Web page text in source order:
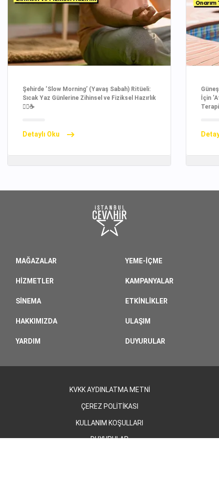
Şehirde ‘Slow Morning’ (Yavaş Sabah) Ritüeli:
Sıcak Yaz Günlerine Zihinsel ve Fiziksel Hazırlık
🧘‍♀️☕
Detaylı Oku
İçin
MAĞAZALAR YEME-İÇME
HIZMETLER KAMPANYALAR
SINEMA ETKINLIKLER
HAKKIMIZDA ULAŞIM
YARDIM DUYURULAR
KVKK AYDINLATMA METNİ
ÇEREZ POLİTİKASI
KULLANIM KOŞULLARI
DUYURULAR